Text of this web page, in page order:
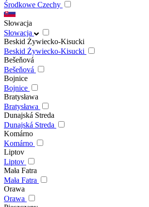
Środkowe Czechy
Słowacja
Słowacja
Beskid Żywiecko-Kisucki
Beskid Żywiecko-Kisucki
Bešeňová
Bešeňová
Bojnice
Bojnice
Bratysława
Bratysława
Dunajská Streda
Dunajská Streda
Komárno
Komárno
Liptov
Liptov
Mała Fatra
Mała Fatra
Orawa
Orawa